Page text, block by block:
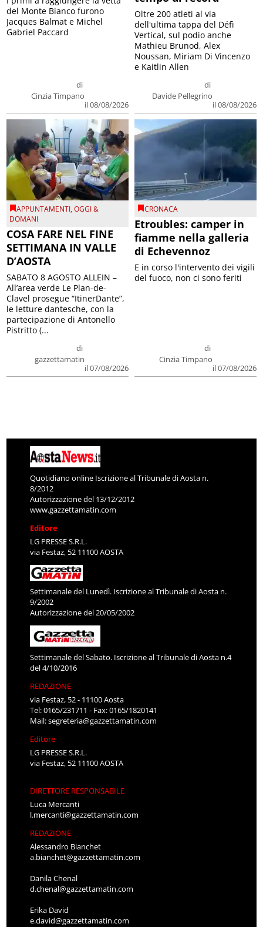
di
Cinzia Timpano
il 08/08/2026
del Monte Bianco furono
Jacques Balmat e Michel
Gabriel Paccard
di
Davide Pellegrino
il 08/08/2026
Oltre 200 atleti al via
dell'ultima tappa del Défì
Vertical, sul podio anche
Mathieu Brunod, Alex
Noussan, Miriam Di Vincenzo
e Kaitlin Allen
APPUNTAMENTI,OGGI &
DOMANI
COSA FARE NEL FINE
SETTIMANA IN VALLE
D’AOSTA
di
gazzettamatin
il 07/08/2026
SABATO 8 AGOSTO ALLEIN –
All’area verde Le Plan-de-
Clavel prosegue “ItinerDante”,
le letture dantesche, con la
partecipazione di Antonello
Pistritto (...
CRONACA
Etroubles: camper in
fiamme nella galleria
di Echevennoz
di
Cinzia Timpano
il 07/08/2026
E in corso l'intervento dei vigili
del fuoco, non ci sono feriti
Quotidiano online Iscrizione al Tribunale di Aosta n.
8/2012
Autorizzazione del 13/12/2012
www.gazzettamatin.com
Editore
LG PRESSE S.R.L.
via Festaz, 52 11100 AOSTA
Settimanale del Lunedì. Iscrizione al Tribunale di Aosta n.
9/2002
Autorizzazione del 20/05/2002
Settimanale del Sabato. Iscrizione al Tribunale di Aosta n.4
del 4/10/2016
REDAZIONE
via Festaz, 52 - 11100 Aosta
Tel: 0165/231711 - Fax: 0165/1820141
Mail:segreteria@gazzettamatin.com
Editore
LG PRESSE S.R.L.
via Festaz, 52 11100 AOSTA
DIRETTORE RESPONSABILE
Luca Mercanti
l.mercanti@gazzettamatin.com
REDAZIONE
Alessandro Bianchet
a.bianchet@gazzettamatin.com
Danila Chenal
d.chenal@gazzettamatin.com
Erika David
e.david@gazzettamatin.com